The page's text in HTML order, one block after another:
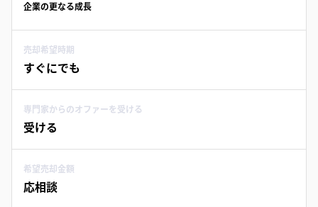
企業の更なる成長
売却希望時期
すぐにでも
専門家からのオファーを受ける
受ける
希望売却金額
応相談